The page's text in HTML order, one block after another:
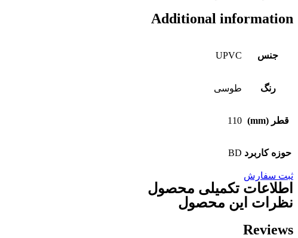
Additional information
جنس UPVC
رنگ طوسی
قطر (mm) 110
حوزه کاربرد BD
ثبت سفارش
اطلاعات تکمیلی محصول
نظرات این محصول
Reviews